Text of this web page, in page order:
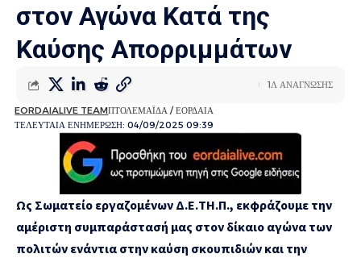
στον Αγώνα Κατά της
Καύσης Απορριμμάτων
ΤΕΛΕΥΤΑΙΑ ΕΝΗΜΕΡΩΣΗ: 04/09/2025 09:39
EORDAIALIVE TEAMΠΤΟΛΕΜΑΪΔΑ / ΕΟΡΔΑΙΑ
1Λ ΑΝΑΓΝΩΣΗΣ
Ως Σωματείο εργαζομένων Δ.Ε.ΤΗ.Π., εκφράζουμε την
αμέριστη συμπαράστασή μας στον δίκαιο αγώνα των
πολιτών ενάντια στην καύση σκουπιδιών και την